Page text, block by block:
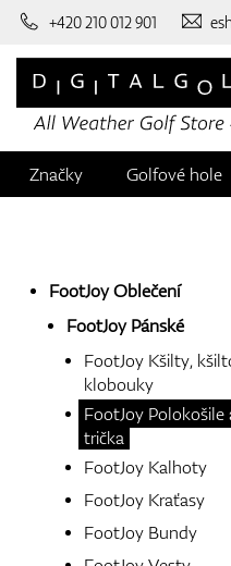
+420 210 012 901
Značky Golfové hole
FootJoy Oblečení
FootJoy Pánské
FootJoy Kšilty,
klobouky
FootJoy Polokošile
trička
FootJoy Kalhoty
FootJoy Kraťasy
FootJoy Bundy